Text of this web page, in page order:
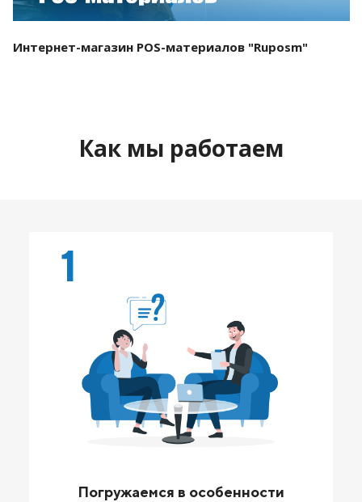
Интернет-магазин POS-материалов "Ruposm"
Как мы работаем
1
Погружаемся в особенности